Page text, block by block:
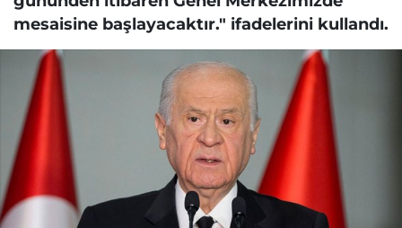
mesaisine başlayacaktır." ifadelerini kullandı.